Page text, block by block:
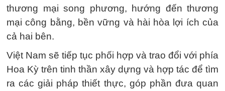
thương mại song phương, hướng đến thương
mại công bằng, bền vững và hài hòa lợi ích của
cả hai bên.
Việt Nam sẽ tiếp tục phối hợp và trao đổi với phía
Hoa Kỳ trên tinh thần xây dựng và hợp tác để tìm
ra các giải pháp thiết thực, góp phần đưa quan